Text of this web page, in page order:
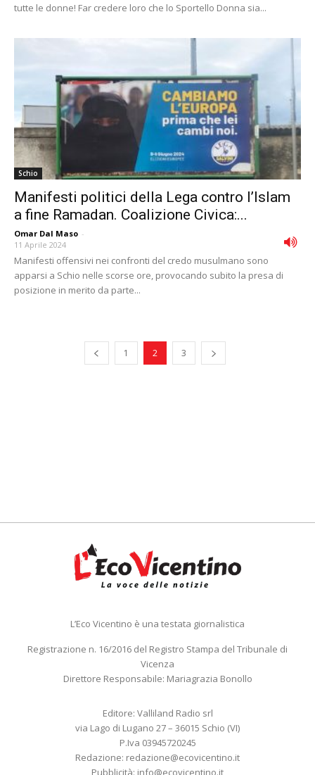
tutte le donne! Far credere loro che lo Sportello Donna sia...
Schio
Manifesti politici della Lega contro l’Islam
a fine Ramadan. Coalizione Civica:...
Omar Dal Maso -
11 Aprile 2024
Manifesti offensivi nei confronti del credo musulmano sono
apparsi a Schio nelle scorse ore, provocando subito la presa di
posizione in merito da parte...
1 2 3
L’Eco Vicentino è una testata giornalistica
Registrazione n. 16/2016 del Registro Stampa del Tribunale di
Vicenza
Direttore Responsabile: Mariagrazia Bonollo
Editore: Valliland Radio srl
via Lago di Lugano 27 – 36015 Schio (VI)
P.Iva 03945720245
Redazione: redazione@ecovicentino.it
Pubblicità: info@ecovicentino.it